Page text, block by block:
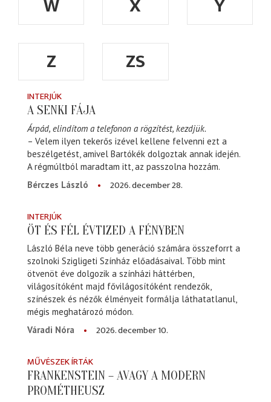
W X
Y
Z
ZS
INTERJÚK
A SENKI FÁJA
Árpád, elindítom a telefonon a rögzítést, kezdjük.
– Velem ilyen tekerős izével kellene felvenni ezt a
beszélgetést, amivel Bartókék dolgoztak annak idején.
A régmúltból maradtam itt, az passzolna hozzám.
Bérczes László
2026. december 28.
INTERJÚK
ÖT ÉS FÉL ÉVTIZED A FÉNYBEN
László Béla neve több generáció számára összeforrt a
szolnoki Szigligeti Színház előadásaival. Több mint
ötvenöt éve dolgozik a színházi háttérben,
világosítóként majd fővilágosítóként rendezők,
színészek és nézők élményeit formálja láthatatlanul,
mégis meghatározó módon.
Váradi Nóra
2026. december 10.
MŰVÉSZEK ÍRTÁK
FRANKENSTEIN – AVAGY A MODERN
PROMÉTHEUSZ